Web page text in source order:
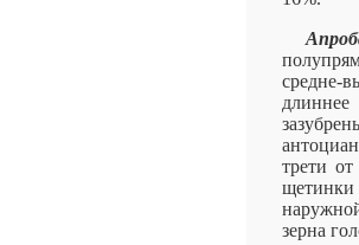
средне-
трети
щетинки
зерна